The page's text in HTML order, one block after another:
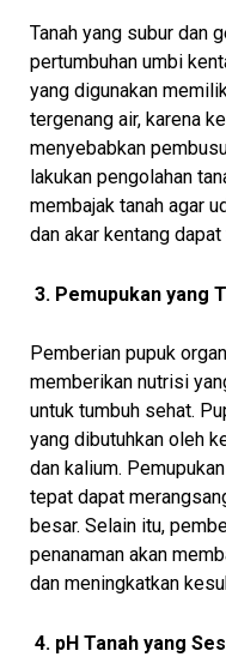
Tanah yang subur dan
pertumbuhan umbi
yang digunakan
tergenang air, karena
menyebabkan
lakukan pengolahan
membajak tanah agar
dan akar kentang
3. Pemupukan yang
Pemberian pupuk
memberikan nutrisi
untuk tumbuh sehat.
yang dibutuhkan oleh
dan kalium.
tepat dapat
besar. Selain itu,
penanaman akan
dan meningkatkan
4. pH Tanah yang